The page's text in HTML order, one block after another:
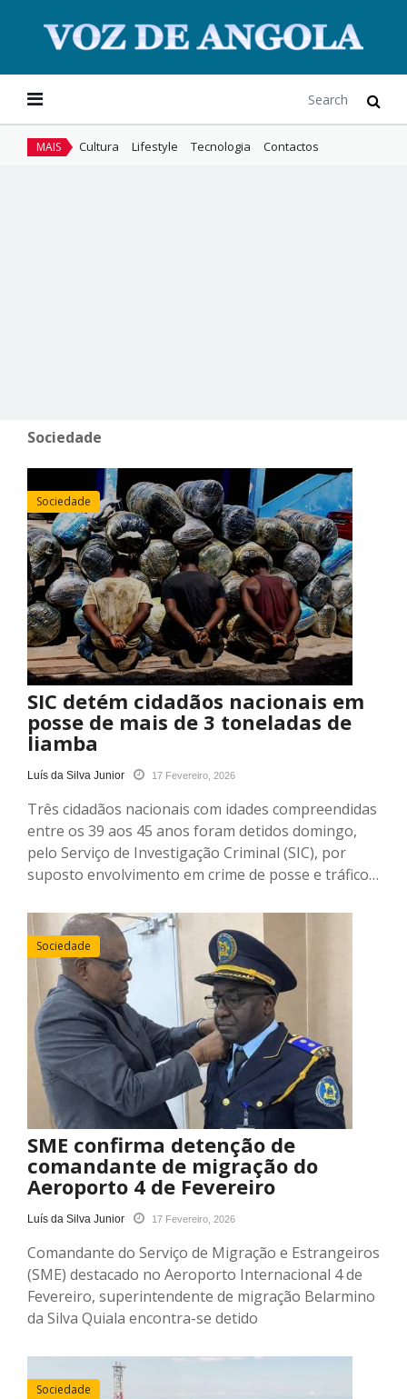
MAIS Cultura Lifestyle Tecnologia Contactos
Sociedade
Sociedade
SIC detém cidadãos nacionais em
posse de mais de 3 toneladas de
liamba
Luís da Silva Junior 17 Fevereiro, 2026
Três cidadãos nacionais com idades compreendidas
entre os 39 aos 45 anos foram detidos domingo,
pelo Serviço de Investigação Criminal (SIC), por
suposto envolvimento em crime de posse e tráfico…
Sociedade
SME confirma detenção de
comandante de migração do
Aeroporto 4 de Fevereiro
Luís da Silva Junior 17 Fevereiro, 2026
Comandante do Serviço de Migração e Estrangeiros
(SME) destacado no Aeroporto Internacional 4 de
Fevereiro, superintendente de migração Belarmino
da Silva Quiala encontra-se detido
Sociedade